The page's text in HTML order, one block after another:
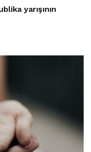
yarışının